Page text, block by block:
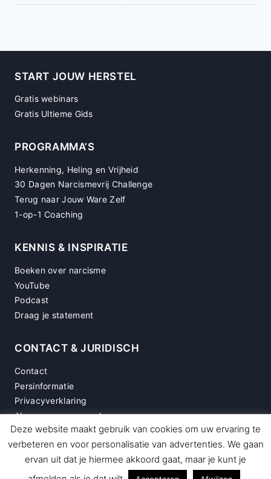
START JOUW HERSTEL
Gratis webinars
Gratis Ultieme Gids
PROGRAMMA’S
Herkenning, Heling en Vrijheid
30 Dagen Narcismevrij Challenge
Terug naar Jouw Ware Zelf
1-op-1 Coaching
KENNIS & INSPIRATIE
Boeken over narcisme
YouTube
Podcast
Draag je statement
CONTACT & JURIDISCH
Contact
Persinformatie
Privacyverklaring
Algemene voorwaarden
Disclaimer
Deze website maakt gebruik van cookies om uw ervaring te
verbeteren en voor personalisatie van advertenties. We gaan
ervan uit dat je hiermee akkoord gaat, maar je kunt je